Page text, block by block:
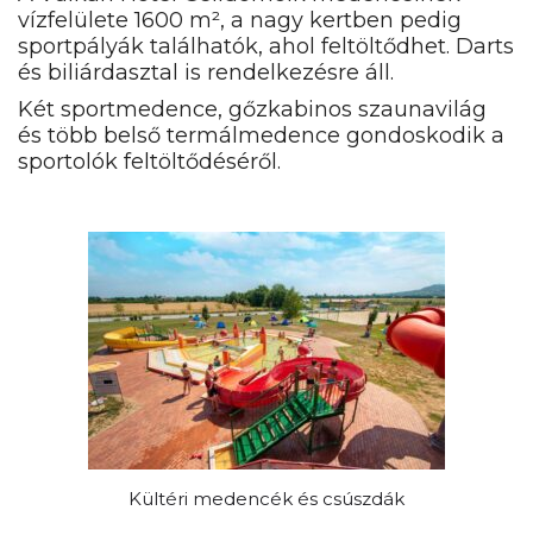
vízfelülete 1600 m², a nagy kertben pedig
sportpályák találhatók, ahol feltöltődhet. Darts
és biliárdasztal is rendelkezésre áll.
Két sportmedence, gőzkabinos szaunavilág
és több belső termálmedence gondoskodik a
sportolók feltöltődéséről.
Kültéri medencék és csúszdák